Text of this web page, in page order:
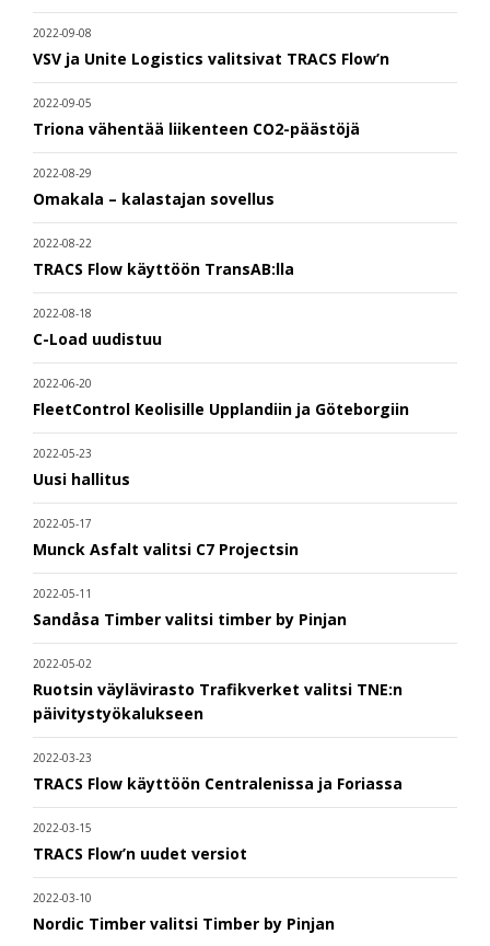
2022-09-08
VSV ja Unite Logistics valitsivat TRACS Flow’n
2022-09-05
Triona vähentää liikenteen CO2-päästöjä
2022-08-29
Omakala – kalastajan sovellus
2022-08-22
TRACS Flow käyttöön TransAB:lla
2022-08-18
C-Load uudistuu
2022-06-20
FleetControl Keolisille Upplandiin ja Göteborgiin
2022-05-23
Uusi hallitus
2022-05-17
Munck Asfalt valitsi C7 Projectsin
2022-05-11
Sandåsa Timber valitsi timber by Pinjan
2022-05-02
Ruotsin väylävirasto Trafikverket valitsi TNE:n
päivitystyökalukseen
2022-03-23
TRACS Flow käyttöön Centralenissa ja Foriassa
2022-03-15
TRACS Flow’n uudet versiot
2022-03-10
Nordic Timber valitsi Timber by Pinjan